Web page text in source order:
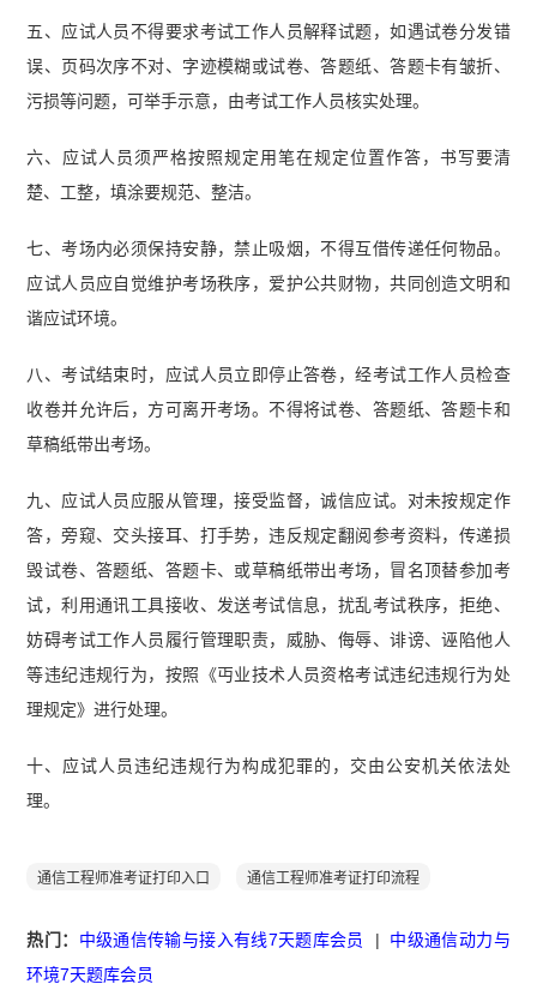
五、应试人员不得要求考试工作人员解释试题，如遇试卷分发错
误、页码次序不对、字迹模糊或试卷、答题纸、答题卡有皱折、
污损等问题，可举手示意，由考试工作人员核实处理。
六、应试人员须严格按照规定用笔在规定位置作答，书写要清
楚、工整，填涂要规范、整洁。
七、考场内必须保持安静，禁止吸烟，不得互借传递任何物品。
应试人员应自觉维护考场秩序，爱护公共财物，共同创造文明和
谐应试环境。
八、考试结束时，应试人员立即停止答卷，经考试工作人员检查
收卷并允许后，方可离开考场。不得将试卷、答题纸、答题卡和
草稿纸带出考场。
九、应试人员应服从管理，接受监督，诚信应试。对未按规定作
答，旁窥、交头接耳、打手势，违反规定翻阅参考资料，传递损
毁试卷、答题纸、答题卡、或草稿纸带出考场，冒名顶替参加考
试，利用通讯工具接收、发送考试信息，扰乱考试秩序，拒绝、
妨碍考试工作人员履行管理职责，威胁、侮辱、诽谤、诬陷他人
等违纪违规行为，按照《丏业技术人员资格考试违纪违规行为处
理规定》进行处理。
十、应试人员违纪违规行为构成犯罪的，交由公安机关依法处
理。
通信工程师准考证打印入口 通信工程师准考证打印流程
热门： 中级通信传输与接入有线7天题库会员 | 中级通信动力与
环境7天题库会员